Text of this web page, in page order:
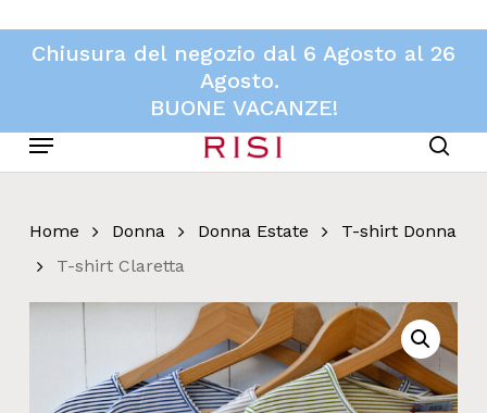
main
Chiusura del negozio dal 6 Agosto al 26
Agosto.
BUONE VACANZE!
Menu
Home Donna Donna Estate
T-shirt Donna
T-shirt Claretta